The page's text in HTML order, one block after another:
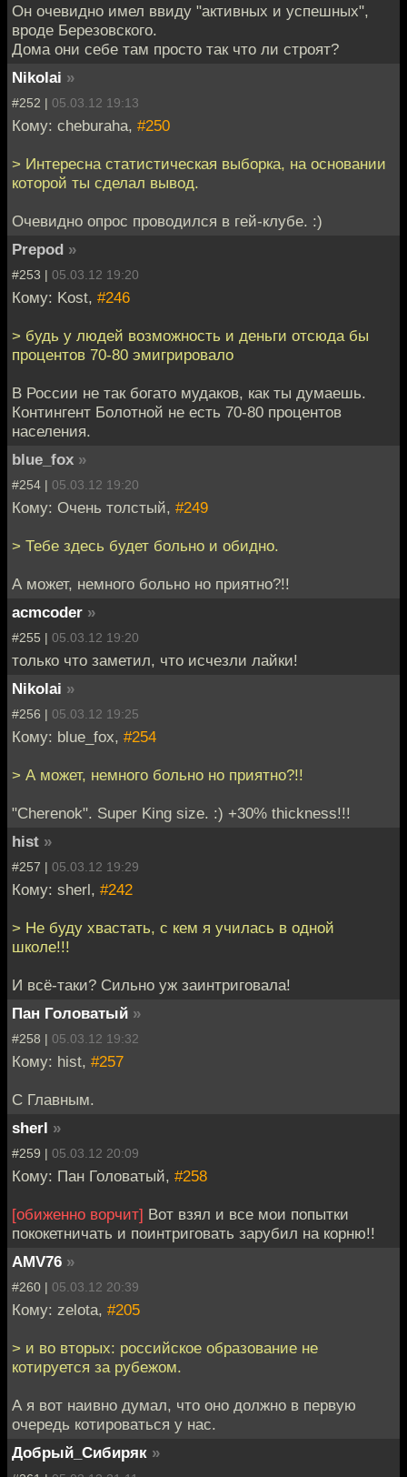
Он очевидно имел ввиду "активных и успешных",
вроде Березовского.
Дома они себе там просто так что ли строят?
Nikolai »
#252 | 05.03.12 19:13
Кому: cheburaha, #250
> Интересна статистическая выборка, на основании
которой ты сделал вывод.
Очевидно опрос проводился в гей-клубе. :)
Prepod »
#253 | 05.03.12 19:20
Кому: Kost, #246
> будь у людей возможность и деньги отсюда бы
процентов 70-80 эмигрировало
В России не так богато мудаков, как ты думаешь.
Контингент Болотной не есть 70-80 процентов
населения.
blue_fox »
#254 | 05.03.12 19:20
Кому: Очень толстый, #249
> Тебе здесь будет больно и обидно.
А может, немного больно но приятно?!!
acmcoder »
#255 | 05.03.12 19:20
только что заметил, что исчезли лайки!
Nikolai »
#256 | 05.03.12 19:25
Кому: blue_fox, #254
> А может, немного больно но приятно?!!
"Cherenok". Super King size. :) +30% thickness!!!
hist »
#257 | 05.03.12 19:29
Кому: sherl, #242
> Не буду хвастать, с кем я училась в одной
школе!!!
И всё-таки? Сильно уж заинтриговала!
Пан Головатый »
#258 | 05.03.12 19:32
Кому: hist, #257
С Главным.
sherl »
#259 | 05.03.12 20:09
Кому: Пан Головатый, #258
[обиженно ворчит] Вот взял и все мои попытки
пококетничать и поинтриговать зарубил на корню!!
AMV76 »
#260 | 05.03.12 20:39
Кому: zelota, #205
> и во вторых: российское образование не
котируется за рубежом.
А я вот наивно думал, что оно должно в первую
очередь котироваться у нас.
Добрый_Сибиряк »